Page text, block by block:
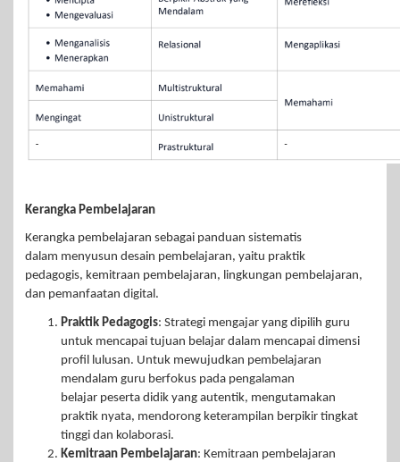
Kerangka Pembelajaran
Kerangka pembelajaran sebagai panduan sistematis
dalam menyusun desain pembelajaran, yaitu praktik
pedagogis, kemitraan pembelajaran, lingkungan pembelajaran,
dan pemanfaatan digital.
Praktik Pedagogis: Strategi mengajar yang dipilih guru
untuk mencapai tujuan belajar dalam mencapai dimensi
profil lulusan. Untuk mewujudkan pembelajaran
mendalam guru berfokus pada pengalaman
belajar peserta didik yang autentik, mengutamakan
praktik nyata, mendorong keterampilan berpikir tingkat
tinggi dan kolaborasi.
Kemitraan Pembelajaran: Kemitraan pembelajaran